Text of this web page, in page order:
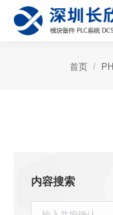
首页
内容搜索